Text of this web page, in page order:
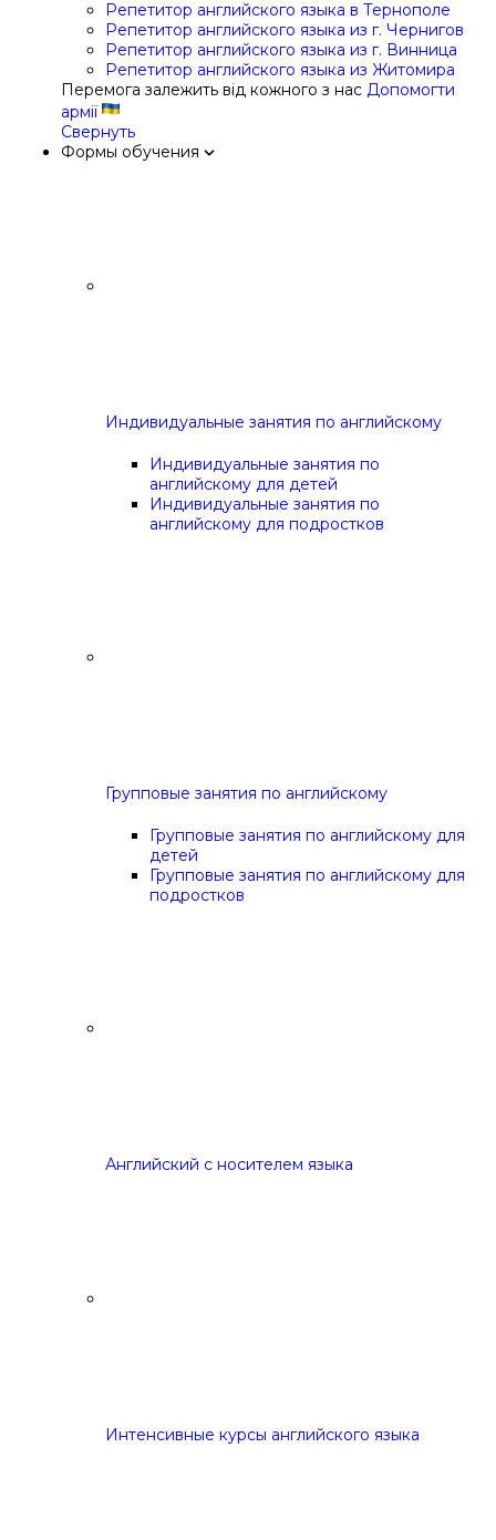
Репетитор английского языка в Тернополе
Репетитор английского языка из г. Чернигов
Репетитор английского языка из г. Винница
Репетитор английского языка из Житомира
Перемога залежить від кожного з нас Допомогти
армії
Свернуть
Формы обучения
Индивидуальные занятия по английскому
Индивидуальные занятия по
английскому для детей
Индивидуальные занятия по
английскому для подростков
Групповые занятия по английскому
Групповые занятия по английскому для
детей
Групповые занятия по английскому для
подростков
Английский с носителем языка
Интенсивные курсы английского языка